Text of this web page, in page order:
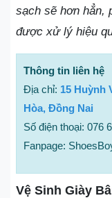
sạch sẽ hơn hẳn,
được xử lý hiệu
Thông tin liên hệ
Địa chỉ: 15 Huỳnh
Hòa, Đồng Nai
Số điện thoại: 076
Fanpage:
Vệ Sinh Giày